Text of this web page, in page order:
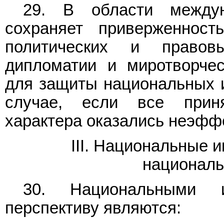
29. В области
сохраняет
политических и
дипломатии и
для защиты национальных
случае, если все
характера оказались
III. Национальные
30. Национальными
перспективу являются: